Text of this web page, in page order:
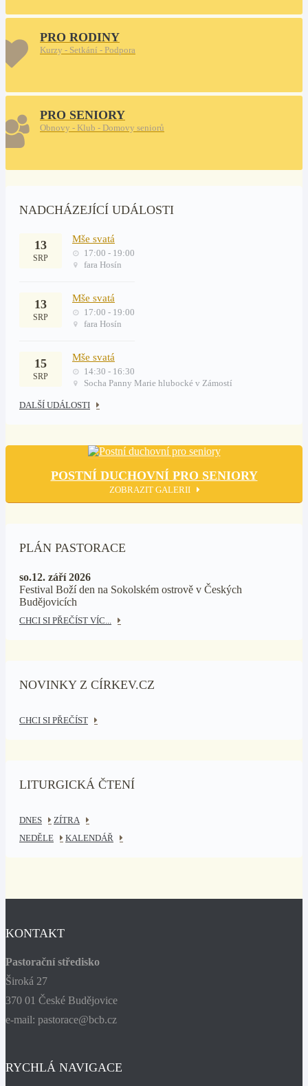
PRO RODINY
Kurzy - Setkání - Podpora
PRO SENIORY
Obnovy - Klub - Domovy seniorů
NADCHÁZEJÍCÍ UDÁLOSTI
13
SRP
Mše svatá
17:00 - 19:00
fara Hosín
13
SRP
Mše svatá
17:00 - 19:00
fara Hosín
15
SRP
Mše svatá
14:30 - 16:30
Socha Panny Marie hlubocké v Zámostí
DALŠÍ UDÁLOSTI
POSTNÍ DUCHOVNÍ PRO SENIORY
ZOBRAZIT GALERII
PLÁN PASTORACE
so.12. září 2026
Festival Boží den na Sokolském ostrově v Českých
Budějovicích
CHCI SI PŘEČÍST VÍC...
NOVINKY Z CÍRKEV.CZ
CHCI SI PŘEČÍST
LITURGICKÁ ČTENÍ
DNES
ZÍTRA
NEDĚLE
KALENDÁŘ
KONTAKT
Pastorační středisko
Široká 27
370 01 České Budějovice
e-mail: pastorace@bcb.cz
RYCHLÁ NAVIGACE